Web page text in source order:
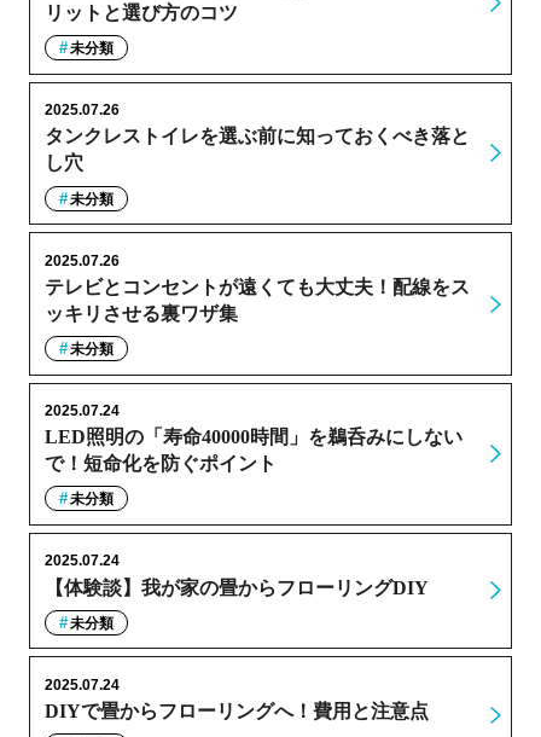
リットと選び方のコツ
未分類
タンクレストイレを選ぶ前に知っておくべき落と
し穴
2025.07.26
未分類
テレビとコンセントが遠くても大丈夫！配線をス
ッキリさせる裏ワザ集
2025.07.26
未分類
LED照明の「寿命40000時間」を鵜呑みにしない
で！短命化を防ぐポイント
2025.07.24
未分類
【体験談】我が家の畳からフローリングDIY
2025.07.24
未分類
DIYで畳からフローリングへ！費用と注意点
2025.07.24